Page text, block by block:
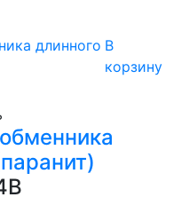
В
корзину